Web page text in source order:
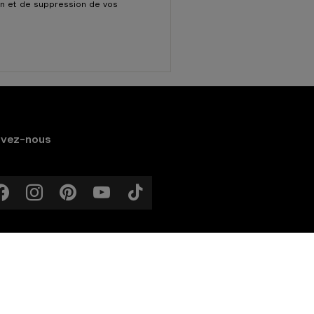
et de suppression de vos
nous